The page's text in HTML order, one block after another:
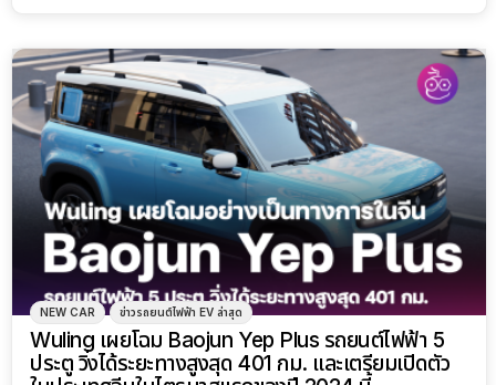
NEW CAR ข่าวรถยนต์ไฟฟ้า EV ล่าสุด
Wuling เผยโฉม Baojun Yep Plus รถยนต์ไฟฟ้า 5
ประตู วิ่งได้ระยะทางสูงสุด 401 กม. และเตรียมเปิดตัว